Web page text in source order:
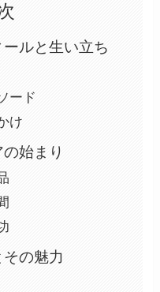
ルと生い立ち
ード
け
始まり
の魅力